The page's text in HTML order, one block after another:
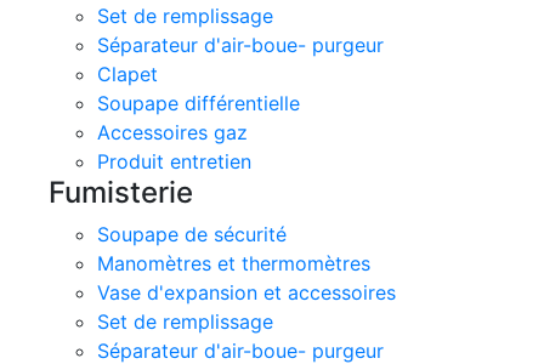
Set de remplissage
Séparateur d'air-boue- purgeur
Clapet
Soupape différentielle
Accessoires gaz
Produit entretien
Fumisterie
Soupape de sécurité
Manomètres et thermomètres
Vase d'expansion et accessoires
Set de remplissage
Séparateur d'air-boue- purgeur